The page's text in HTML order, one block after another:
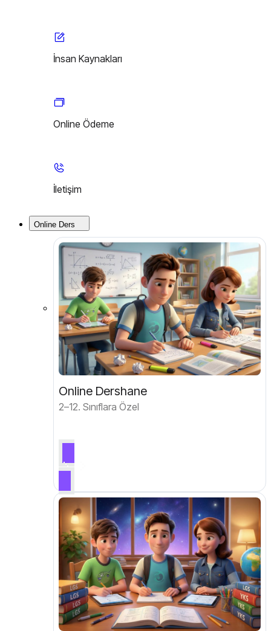
İnsan Kaynakları
Online Ödeme
İletişim
Online Ders
Online Dershane
2–12. Sınıflara Özel